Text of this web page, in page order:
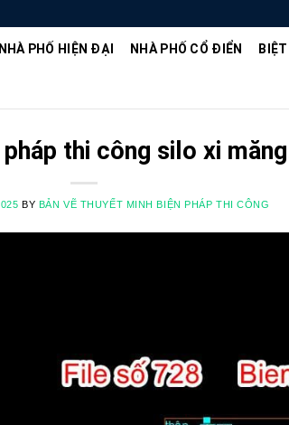
NHÀ PHỐ HIỆN ĐẠI NHÀ PHỐ CỔ ĐIỂN
pháp thi công silo xi
BY BẢN VẼ THUYẾT MINH BIỆN PHÁP THI CÔNG